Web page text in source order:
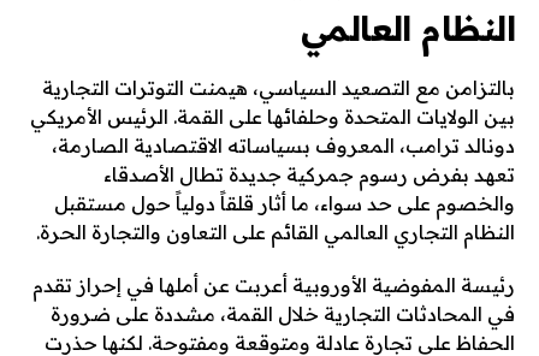
النظام العالمي
بالتزامن مع التصعيد السياسي، هيمنت التوترات التجارية
بين الولايات المتحدة وحلفائها على القمة. الرئيس الأمريكي
دونالد ترامب، المعروف بسياساته الاقتصادية الصارمة،
تعهد بفرض رسوم جمركية جديدة تطال الأصدقاء
والخصوم على حد سواء، ما أثار قلقاً دولياً حول مستقبل
النظام التجاري العالمي القائم على التعاون والتجارة الحرة.
رئيسة المفوضية الأوروبية أعربت عن أملها في إحراز تقدم
في المحادثات التجارية خلال القمة، مشددة على ضرورة
الحفاظ على تجارة عادلة ومتوقعة ومفتوحة. لكنها حذرت